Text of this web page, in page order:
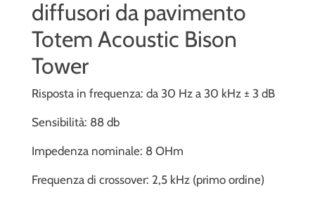
diffusori da pavimento
Totem Acoustic Bison
Tower
Risposta in frequenza: da 30 Hz a 30 kHz ± 3 dB
Sensibilità: 88 db
Impedenza nominale: 8 OHm
Frequenza di crossover: 2,5 kHz (primo ordine)